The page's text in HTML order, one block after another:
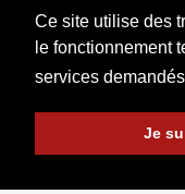
Ce site utilise des
le fonctionnement
services
Je
prendre qu'après
publiées ici ne
revendication de
© 2026 Maîtrise